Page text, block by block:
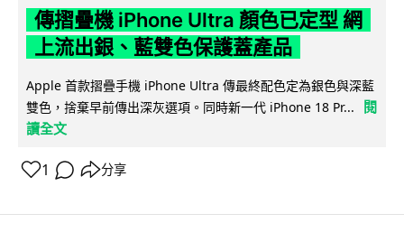
傳摺疊機 iPhone Ultra 顏色已定型 網
上流出銀、藍雙色保護蓋產品
Apple 首款摺疊手機 iPhone Ultra 傳最終配色定為銀色與深藍
雙色，捨棄早前傳出深灰選項。同時新一代 iPhone 18 Pr...
閱
讀全文
1 分享